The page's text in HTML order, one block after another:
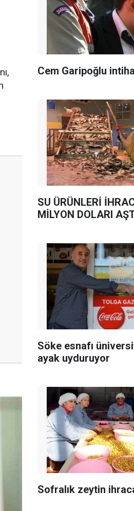
Cem Garipoğlu
SU ÜRÜNLERİ
MİLYON DOLARI
Söke esnafı
ayak uyduruyor
Sofralık zeytin